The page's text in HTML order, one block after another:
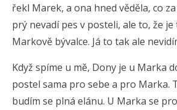
řekl Marek, a ona hned věděla, co
prý nevadí pes v posteli, ale to, že
Markově bývalce. Já to tak ale
Když spíme u mě, Dony je u Marka
postel sama pro sebe a pro Marka.
budím se plná elánu. U Marka se